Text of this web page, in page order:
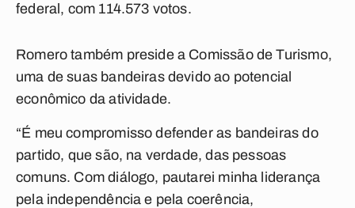
federal, com 114.573 votos.
Romero também preside a Comissão de Turismo,
uma de suas bandeiras devido ao potencial
econômico da atividade.
“É meu compromisso defender as bandeiras do
partido, que são, na verdade, das pessoas
comuns. Com diálogo, pautarei minha liderança
pela independência e pela coerência,